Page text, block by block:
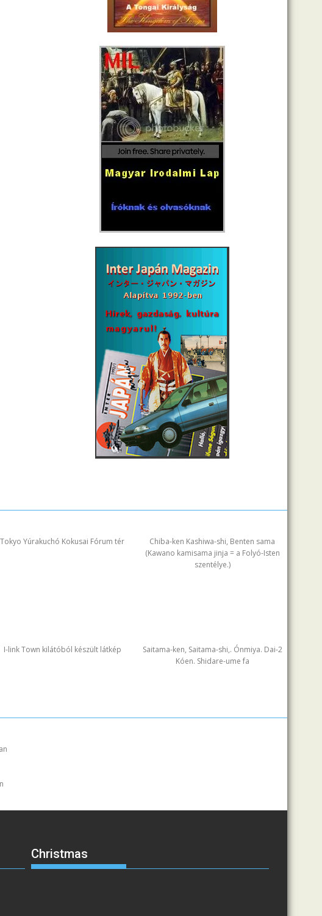
Tokyo Yúrakuchó Kokusai Fórum tér
Chiba-ken Kashiwa-shi, Benten sama
(Kawano kamisama jinja = a Folyó-Isten
szentélye.)
I-link Town kilátóból készült látkép
Saitama-ken, Saitama-shi,. Ónmiya. Dai-2
Kóen. Shidare-ume fa
Christmas